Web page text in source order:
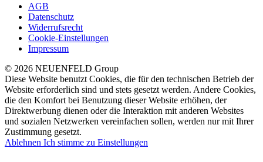
AGB
Datenschutz
Widerrufsrecht
Cookie-Einstellungen
Impressum
© 2026 NEUENFELD Group
Diese Website benutzt Cookies, die für den technischen Betrieb der
Website erforderlich sind und stets gesetzt werden. Andere Cookies,
die den Komfort bei Benutzung dieser Website erhöhen, der
Direktwerbung dienen oder die Interaktion mit anderen Websites
und sozialen Netzwerken vereinfachen sollen, werden nur mit Ihrer
Zustimmung gesetzt.
Ablehnen Ich stimme zu Einstellungen